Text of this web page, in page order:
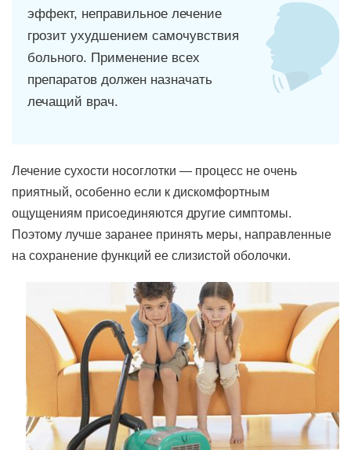
эффект, неправильное лечение
грозит ухудшением самочувствия
больного. Применение всех
препаратов должен назначать
лечащий врач.
Лечение сухости носоглотки — процесс не очень
приятный, особенно если к дискомфортным
ощущениям присоединяются другие симптомы.
Поэтому лучше заранее принять меры, направленные
на сохранение функций ее слизистой оболочки.